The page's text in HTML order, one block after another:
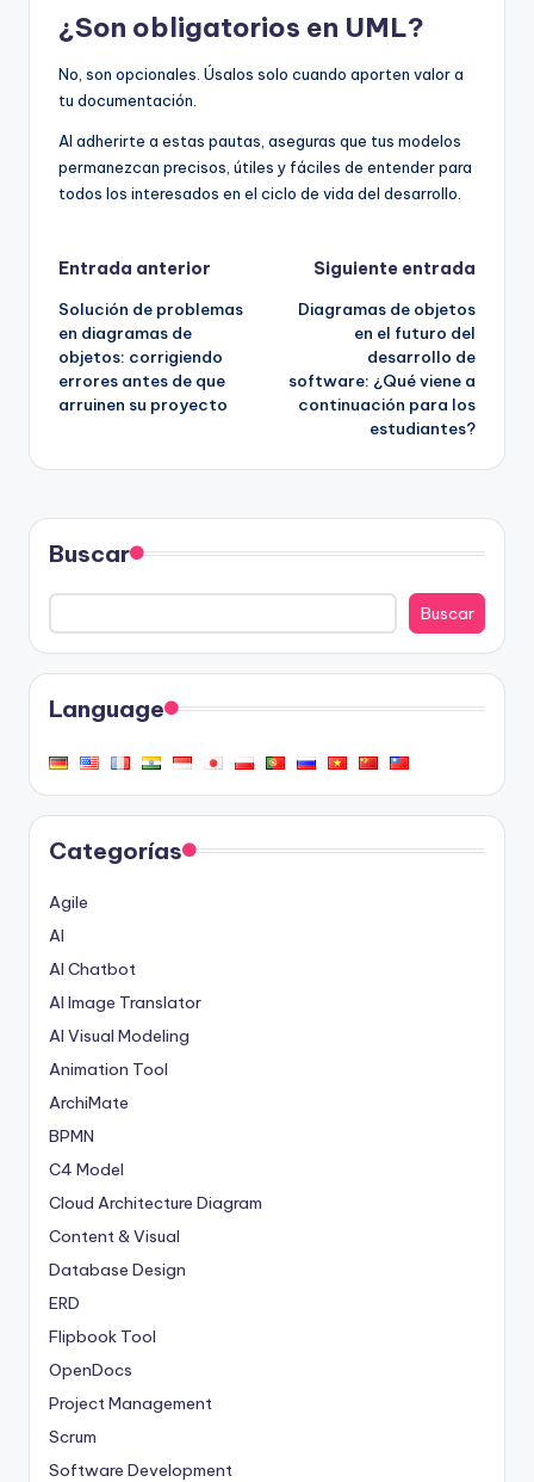
¿Son obligatorios en UML?
No, son opcionales. Úsalos solo cuando aporten valor a
tu documentación.
Al adherirte a estas pautas, aseguras que tus modelos
permanezcan precisos, útiles y fáciles de entender para
todos los interesados en el ciclo de vida del desarrollo.
Navegación
de
entradas
Entrada anterior
Solución de problemas
en diagramas de
objetos: corrigiendo
errores antes de que
arruinen su proyecto
Siguiente entrada
Diagramas de objetos
en el futuro del
desarrollo de
software: ¿Qué viene a
continuación para los
estudiantes?
Buscar
Buscar
Language
Categorías
Agile
AI
AI Chatbot
AI Image Translator
AI Visual Modeling
Animation Tool
ArchiMate
BPMN
C4 Model
Cloud Architecture Diagram
Content & Visual
Database Design
ERD
Flipbook Tool
OpenDocs
Project Management
Scrum
Software Development